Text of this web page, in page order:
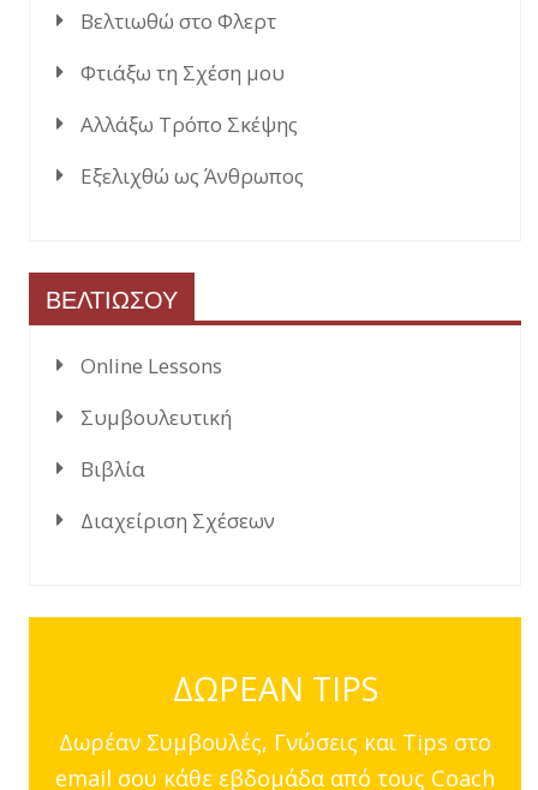
Βελτιωθώ στο Φλερτ
Φτιάξω τη Σχέση μου
Αλλάξω Τρόπο Σκέψης
Εξελιχθώ ως Άνθρωπος
ΒΕΛΤΙΩΣΟΥ
Online Lessons
Συμβουλευτική
Βιβλία
Διαχείριση Σχέσεων
ΔΩΡΕΑΝ TIPS
Δωρέαν Συμβουλές, Γνώσεις και Tips στο
email σου κάθε εβδομάδα από τους Coach